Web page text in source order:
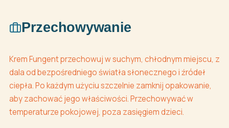
Przechowywanie
Krem Fungent przechowuj w suchym, chłodnym miejscu, z
dala od bezpośredniego światła słonecznego i źródeł
ciepła. Po każdym użyciu szczelnie zamknij opakowanie,
aby zachować jego właściwości. Przechowywać w
temperaturze pokojowej, poza zasięgiem dzieci.